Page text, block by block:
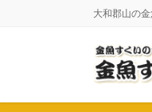
に
ョ
大和郡山の